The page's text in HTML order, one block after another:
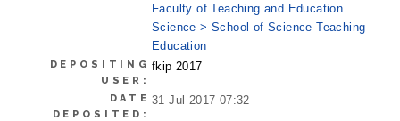
Faculty of Teaching and Education
Science > School of Science Teaching
Education
DEPOSITING
USER:
fkip 2017
DATE
DEPOSITED:
31 Jul 2017 07:32